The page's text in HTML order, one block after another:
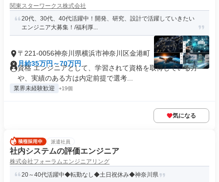
関東スターワークス株式会社
20代、30代、40代活躍中！開発、研究、設計で活躍していきたい
エンジニア大募集！/福利厚...
〒221-0056神奈川県横浜市神奈川区金港町
月給35万円～70万円
資格 エンジニアとして、学習されて資格を取得している方
や、実績のある方は内定前提で選考...
業界未経験歓迎 +19個
気になる
派遣社員
社内システムの評価エンジニア
株式会社フォーラムエンジニアリング
20～40代活躍中◆転勤なし◆土日祝休み◆神奈川県